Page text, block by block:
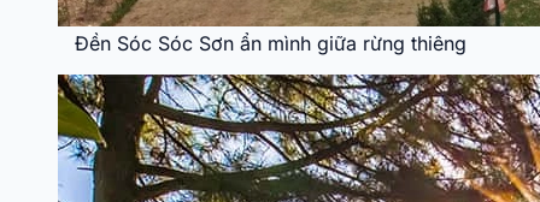
Đền Sóc Sóc Sơn ẩn mình giữa rừng thiêng